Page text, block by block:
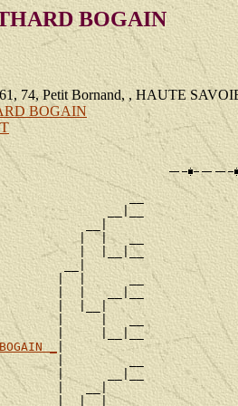
BOGAIN
74, Petit Bornand, , HAUTE
BOGAIN
__
__|__
__|
|  |   __
|  |__|__
__|
|  |      __
|  |   __|__
|  |__|
|     |   __
|     |__|__
_ |
|         __
|      __|__
|   __|
|  |  |   __